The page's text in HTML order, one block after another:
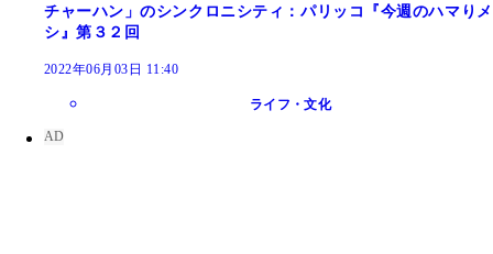
チャーハン」のシンクロニシティ：パリッコ『今週のハマりメ
シ』第３２回
2022年06月03日 11:40
ライフ・文化